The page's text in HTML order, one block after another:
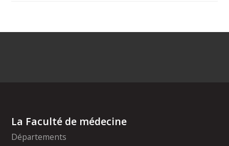
La Faculté de médecine
Départements